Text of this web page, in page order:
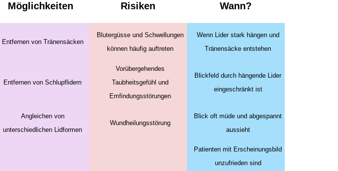
Prof. Dr. Engel
Möglichkeiten Risiken Wann?
Entfernen von Tränensäcken
Blutergüsse und Schwellungen
können häufig auftreten
Wenn Lider stark hängen und
Tränensäcke entstehen
Entfernen von Schlupflidern
Vorübergehendes
Taubheitsgefühl und
Emfindungsstörungen
Blickfeld durch hängende Lider
eingeschränkt ist
Angleichen von
unterschiedlichen Lidformen
Wundheilungsstörung
Blick oft müde und abgespannt
aussieht
Patienten mit Erscheinungsbild
unzufrieden sind